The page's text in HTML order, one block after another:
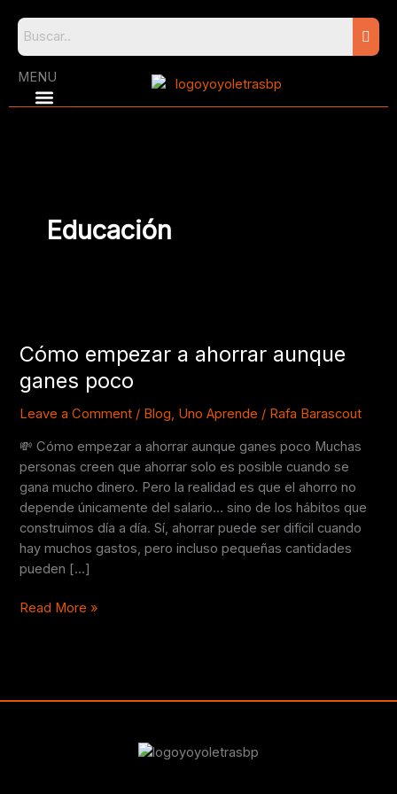
content
MENU
Educación
Cómo empezar a ahorrar aunque
ganes poco
Leave a Comment / Blog, Uno Aprende / Rafa Barascout
💸 Cómo empezar a ahorrar aunque ganes poco Muchas
personas creen que ahorrar solo es posible cuando se
gana mucho dinero. Pero la realidad es que el ahorro no
depende únicamente del salario… sino de los hábitos que
construimos día a día. Sí, ahorrar puede ser difícil cuando
hay muchos gastos, pero incluso pequeñas cantidades
pueden […]
a
aunque
ganes
Read More »